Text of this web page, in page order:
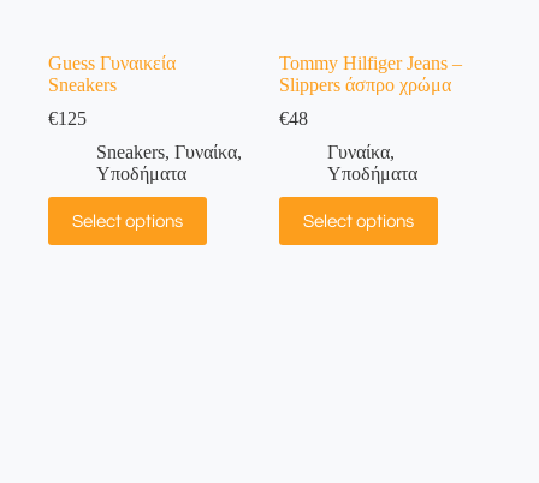
Guess Γυναικεία
Sneakers
€125
Sneakers, Γυναίκα,
Υποδήματα
Select options
Tommy Hilfiger Jeans –
Slippers άσπρο χρώμα
€48
Γυναίκα,
Υποδήματα
Select options